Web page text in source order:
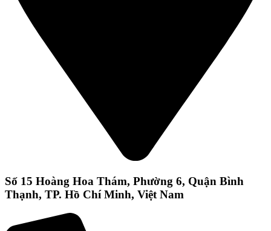
Số 15 Hoàng Hoa Thám, Phường 6, Quận Bình
Thạnh, TP. Hồ Chí Minh, Việt Nam